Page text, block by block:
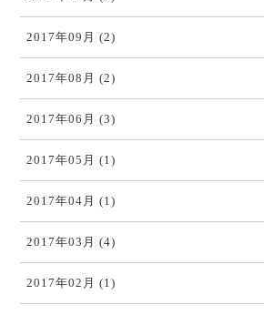
2017年09月 (2)
2017年08月 (2)
2017年06月 (3)
2017年05月 (1)
2017年04月 (1)
2017年03月 (4)
2017年02月 (1)